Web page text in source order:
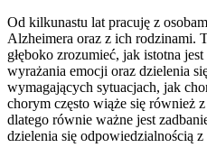
Od kilkunastu lat pracuję z
Alzheimera oraz z ich rodzinami.
głęboko zrozumieć, jak istotna
wyrażania emocji oraz dzielenia
wymagających sytuacjach, jak
chorym często wiąże się również
dlatego równie ważne jest
dzielenia się odpowiedzialnością